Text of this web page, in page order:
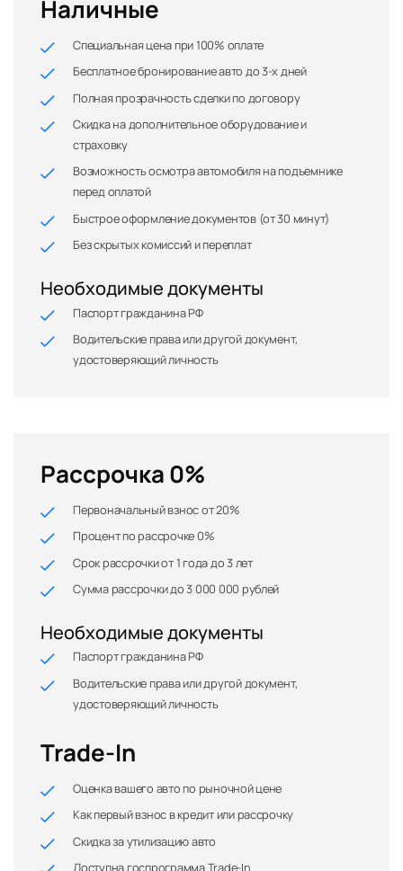
Наличные
Специальная цена при 100% оплате
Бесплатное бронирование авто до 3-х дней
Полная прозрачность сделки по договору
Скидка на дополнительное оборудование и
страховку
Возможность осмотра автомобиля на подъемнике
перед оплатой
Быстрое оформление документов (от 30 минут)
Без скрытых комиссий и переплат
Необходимые документы
Паспорт гражданина РФ
Водительские права или другой документ,
удостоверяющий личность
Рассрочка 0%
Первоначальный взнос от 20%
Процент по рассрочке 0%
Срок рассрочки от 1 года до 3 лет
Сумма рассрочки до 3 000 000 рублей
Необходимые документы
Паспорт гражданина РФ
Водительские права или другой документ,
удостоверяющий личность
Trade-In
Оценка вашего авто по рыночной цене
Как первый взнос в кредит или рассрочку
Скидка за утилизацию авто
Доступна госпрограмма Trade-In